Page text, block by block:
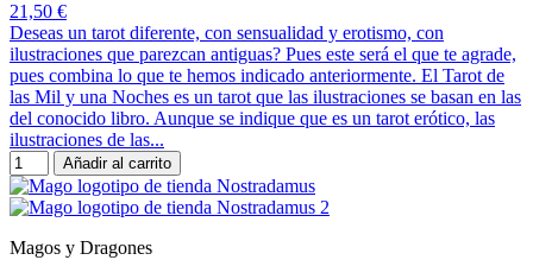
21,50 €
Deseas un tarot diferente, con sensualidad y erotismo, con
ilustraciones que parezcan antiguas? Pues este será el que te agrade,
pues combina lo que te hemos indicado anteriormente. El Tarot de
las Mil y una Noches es un tarot que las ilustraciones se basan en las
del conocido libro. Aunque se indique que es un tarot erótico, las
ilustraciones de las...
Añadir al carrito
Magos y Dragones